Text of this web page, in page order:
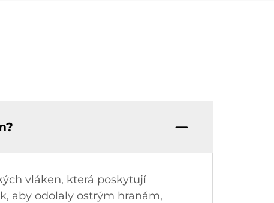
vláken, která poskytují
aby odolaly ostrým hranám,